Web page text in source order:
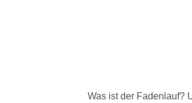
Was ist der Fadenlauf?